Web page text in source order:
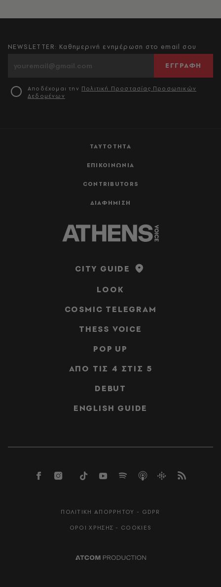
ΤΑΥΤΟΤΗΤΑ
ΕΠΙΚΟΙΝΩΝΙΑ
CONTRIBUTORS
ΔΙΑΦΗΜΙΣΗ
NEWSLETTER: Καθημερινή ενημέρωση στο email σου
ΕΓΓΡΑΦΗ
Αποδέχομαι την Πολιτική Προστασίας Προσωπικών
Δεδομένων
CITY GUIDE
LOOK
COSMIC TELEGRAM
THESS VOICE
POP UP
ΑΠΟ ΤΙΣ 4 ΣΤΙΣ 5
DEBUT
ENGLISH GUIDE
ΠΟΛΙΤΙΚΗ ΑΠΟΡΡΗΤΟΥ - GDPR
ΟΡΟΙ ΧΡΗΣΗΣ - COOKIES